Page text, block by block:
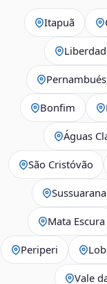
Itapuã
Pernambués
Bonfim
Águas
São Cristóvão
Sussuarana
Mata Escura
Periperi
Vale